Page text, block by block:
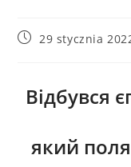
29 stycznia
Відбувся
який